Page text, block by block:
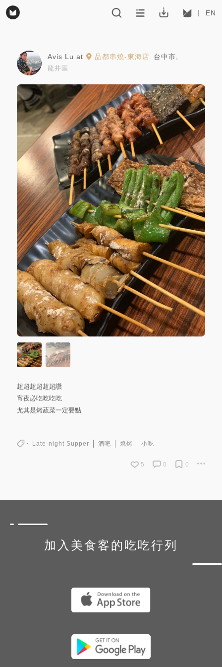
EN
Avis Lu at 品都串燒-東海店 台中市
龍井區
超超超超超超讚
宵夜必吃吃吃吃
尤其是烤蔬菜一定要點
Late-night Supper 酒吧 燒烤 小吃
5 0 0
加入美食客的吃吃行列